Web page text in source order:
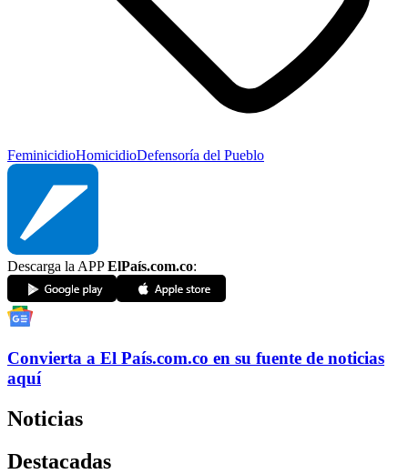
FeminicidioHomicidioDefensoría del Pueblo
Descarga la APPElPaís.com.co:
Convierta a El País.com.co en su fuente de noticias
aquí
Noticias
Destacadas